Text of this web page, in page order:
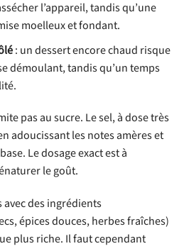
l’appareil, tandis qu’une
moelleux et fondant.
: un dessert encore chaud risque
démoulant, tandis qu’un temps
pas au sucre. Le sel, à dose très
adoucissant les notes amères et
Le dosage exact est à
le goût.
des ingrédients
épices douces, herbes fraîches)
plus riche. Il faut cependant